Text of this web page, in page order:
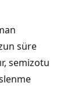
süre
semizotu